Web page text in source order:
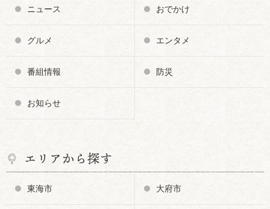
ニュース おでかけ
グルメ エンタメ
番組情報 防災
お知らせ
エリアから探す
東海市 大府市